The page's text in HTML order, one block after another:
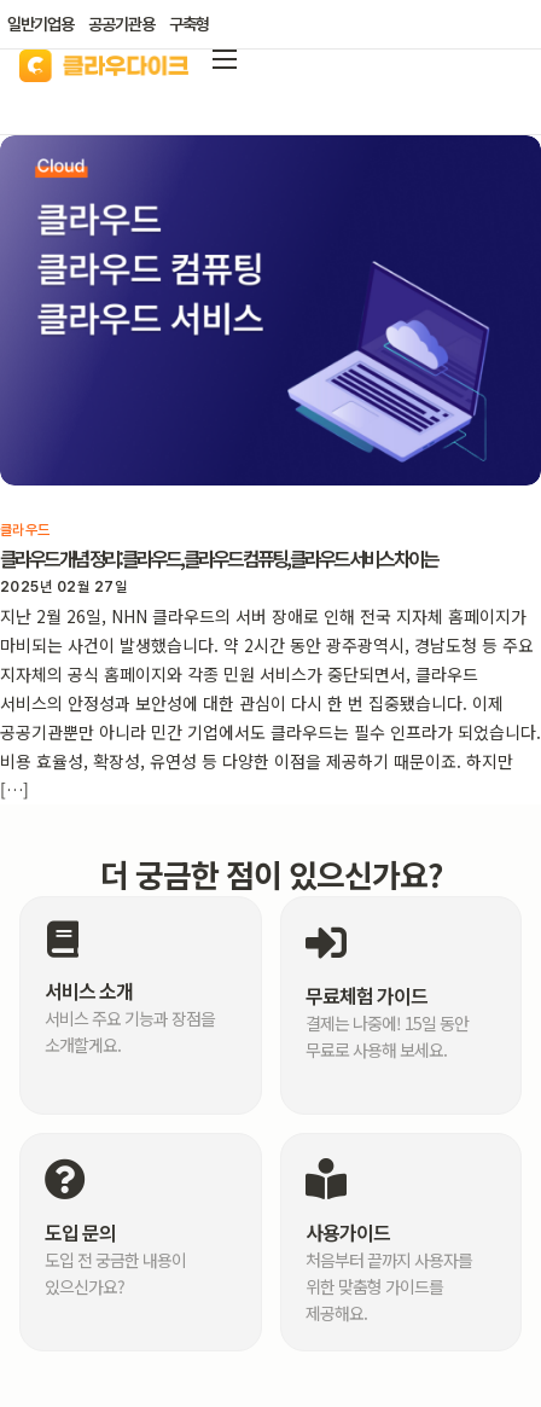
일반기업용 공공기관용 구축형
리소스/자료실
산업별 솔루션
고객지원
클라우드
클라우드 개념 정리: 클라우드, 클라우드 컴퓨팅, 클라우드 서비스 차이는
2025년 02월 27일
지난 2월 26일, NHN 클라우드의 서버 장애로 인해 전국 지자체 홈페이지가
마비되는 사건이 발생했습니다. 약 2시간 동안 광주광역시, 경남도청 등 주요
지자체의 공식 홈페이지와 각종 민원 서비스가 중단되면서, 클라우드
서비스의 안정성과 보안성에 대한 관심이 다시 한 번 집중됐습니다. 이제
공공기관뿐만 아니라 민간 기업에서도 클라우드는 필수 인프라가 되었습니다.
비용 효율성, 확장성, 유연성 등 다양한 이점을 제공하기 때문이죠. 하지만
[…]
더 궁금한 점이 있으신가요?
서비스 소개
서비스 주요 기능과 장점을
소개할게요.
무료체험 가이드
결제는 나중에! 15일 동안
무료로 사용해 보세요.
도입 문의
도입 전 궁금한 내용이
있으신가요?
사용가이드
처음부터 끝까지 사용자를
위한 맞춤형 가이드를
제공해요.